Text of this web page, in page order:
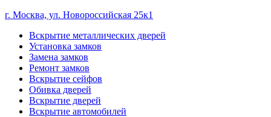
г. Москва, ул. Новороссийская 25к1
Вскрытие металлических дверей
Установка замков
Замена замков
Ремонт замков
Вскрытие сейфов
Обивка дверей
Вскрытие дверей
Вскрытие автомобилей